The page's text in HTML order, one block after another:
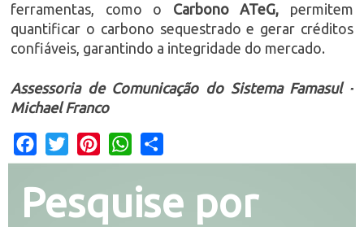
ferramentas, como o Carbono ATeG, permitem
quantificar o carbono sequestrado e gerar créditos
confiáveis, garantindo a integridade do mercado.
Assessoria de Comunicação do Sistema Famasul -
Michael Franco
Facebook
Twitter PinterestWhatsApp
Pesquise por